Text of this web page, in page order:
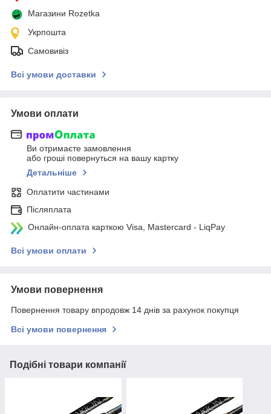
Магазини Rozetka
Укрпошта
Самовивіз
Всі умови доставки
Умови оплати
Ви отримаєте замовлення
або гроші повернуться на вашу картку
Детальніше
Оплатити частинами
Післяплата
Онлайн-оплата карткою Visa, Mastercard - LiqPay
Всі умови оплати
Умови повернення
Повернення товару впродовж 14 днів за рахунок покупця
Всі умови повернення
Подібні товари компанії